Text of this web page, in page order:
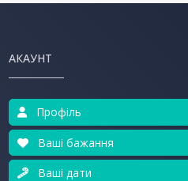
АКАУНТ
Профіль
Ваші бажання
Ваші дати